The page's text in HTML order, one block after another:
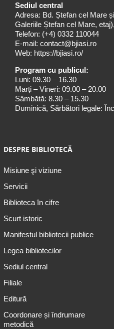
Sediul central
Adresa: Bd. Ștefan cel Mare
Galeriile Ștefan cel Mare,
Telefon: (+4) 0332 110044
E-mail: contact@bjiasi.ro
Web: https://bjiasi.ro/
Program cu publicul:
Luni: 09.30 – 16.30
Marți – Vineri: 09.00 – 20.00
Sâmbătă: 8.30 – 15.30
Duminică, Sărbători legale:
DESPRE BIBLIOTECĂ
Misiune şi viziune
Servicii
Biblioteca în cifre
Scurt istoric
Manifestul bibliotecii publice
Legea bibliotecilor
Sediul central
Filiale
Editură
Coordonare și îndrumare
metodică